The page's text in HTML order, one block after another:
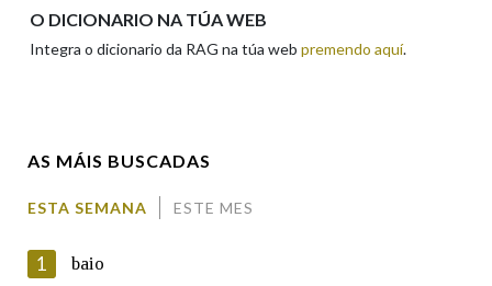
O DICIONARIO NA TÚA WEB
Integra o dicionario da RAG na túa web premendo aquí.
AS MÁIS BUSCADAS
ESTA SEMANA ESTE MES
1 baio